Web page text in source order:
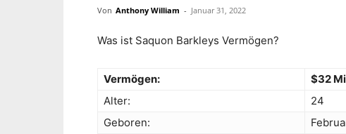
Von Anthony William - Januar 31, 2022
Was ist Saquon Barkleys Vermögen?
Vermögen:
$32
Alter:
24
Geboren: